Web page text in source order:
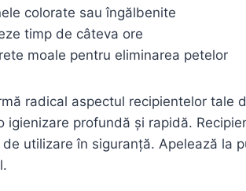
colorate sau îngălbenite
timp de câteva ore
moale pentru eliminarea petelor
radical aspectul recipientelor tale
igienizare profundă și rapidă.
utilizare în siguranță. Apelează la